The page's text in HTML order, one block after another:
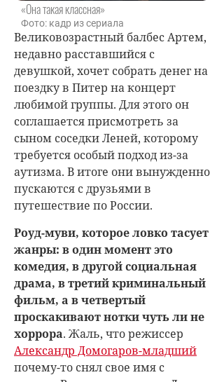
«Она такая классная»
Фото: кадр из сериала
Великовозрастный балбес Артем,
недавно расставшийся с
девушкой, хочет собрать денег на
поездку в Питер на концерт
любимой группы. Для этого он
соглашается присмотреть за
сыном соседки Леней, которому
требуется особый подход из-за
аутизма. В итоге они вынужденно
пускаются с друзьями в
путешествие по России.
Роуд-муви, которое ловко тасует
жанры: в один момент это
комедия, в другой социальная
драма, в третий криминальный
фильм, а в четвертый
проскакивают нотки чуть ли не
хоррора. Жаль, что режиссер
Александр Домогаров-младший
почему-то снял свое имя с